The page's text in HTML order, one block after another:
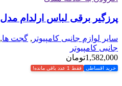
پرزگیر برقی لباس ارلدام مدل L2
سایر لوازم جانبی کامپیوتر , گجت ها,
جانبی کامپیوتر
1,582,000تومان
خرید اقساطی فقط 1 عدد باقی مانده!